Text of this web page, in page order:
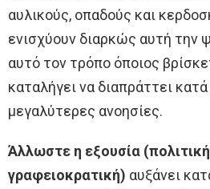
αυλικούς, οπαδούς και
ενισχύουν διαρκώς αυτή την
αυτό τον τρόπο όποιος
καταλήγει να διαπράττει
μεγαλύτερες ανοησίες.
Άλλωστε η εξουσία
γραφειοκρατική) αυξάνει